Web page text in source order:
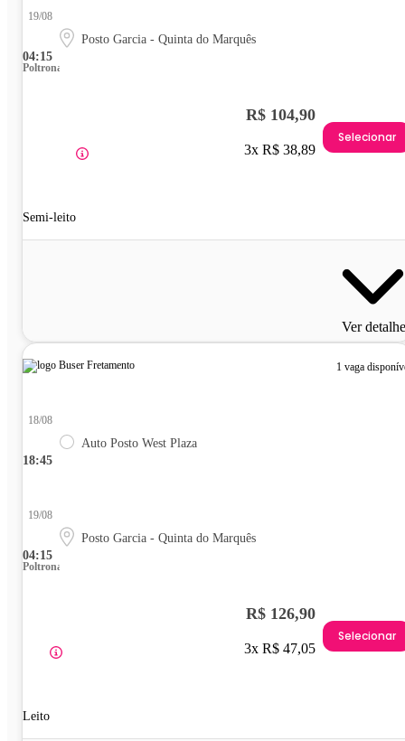
04:15
19/08
Posto Garcia - Quinta do Marquês
Poltrona
Semi-leito
R$ 104,90
3x R$ 38,89
Selecionar
Ver
1 vaga
18:45
18/08
Auto Posto West Plaza
04:15
19/08
Posto Garcia - Quinta do Marquês
Poltrona
Leito
R$ 126,90
3x R$ 47,05
Selecionar